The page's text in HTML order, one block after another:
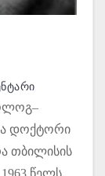
დოქტორი
თბილისის
წელს.